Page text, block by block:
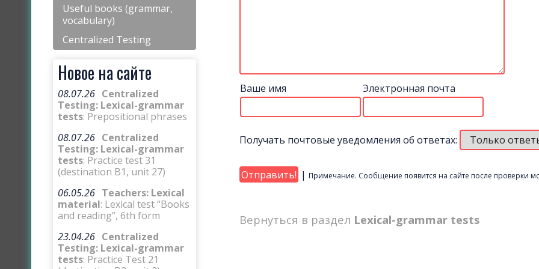
Useful books (grammar,
vocabulary)
Centralized Testing
Новое на сайте
08.07.26 Centralized
Testing: Lexical-grammar
tests: Prepositional phrases
08.07.26 Centralized
Testing: Lexical-grammar
tests: Practice test 31
(destination B1, unit 27)
06.05.26 Teachers: Lexical
material: Lexical test “Books
and reading”, 6th form
23.04.26 Centralized
Testing: Lexical-grammar
tests: Practice Test 21
Ваше имя Электронная почта
Получать почтовые уведомления об ответах:
| Примечание. Сообщение появится на сайте после проверки
Вернуться в раздел Lexical-grammar tests